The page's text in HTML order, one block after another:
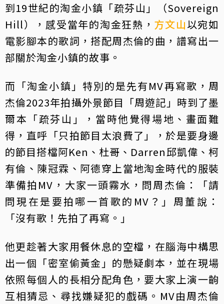
到19世紀的淘金小鎮「疏芬山」（Sovereign
Hill），感受當年的淘金狂熱， 方文山以宛如
電影腳本的歌詞，搭配周杰倫的曲，譜寫出一
部關於淘金小鎮的故事。
而「淘金小鎮」特別的是先有MV再寫歌，周
杰倫2023年拍攝外景節目「周遊記」時到了墨
爾本「疏芬山」，當時他覺得場地、畫面難
得，直呼「只拍節目太浪費了」，於是要身邊
的節目搭檔阿Ken、杜哥、Darren邱凱偉、柯
有倫、陳冠霖、阿德穿上當地淘金時代的服裝
準備拍MV，大家一頭霧水，問周杰倫：「請
問現在是要拍哪一首歌的MV？」周董說：
「沒有歌！先拍了再寫。」
他更趁著大家用餐休息的空檔，在腦海中構思
出一個「密室偷黃金」的懸疑劇本，並在現場
依照每個人的長相分配角色，要大家上演一齣
互相猜忌、尋找嫌疑犯的戲碼。MV由周杰倫